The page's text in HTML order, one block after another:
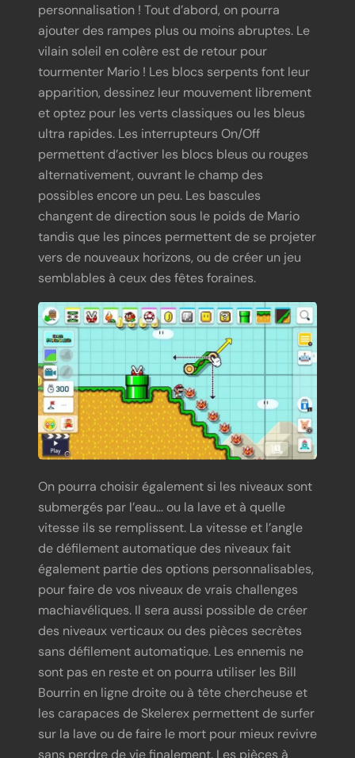
personnalisation ! Tout d’abord, on pourra
ajouter des rampes plus ou moins abruptes. Le
vilain soleil en colère est de retour pour
tourmenter Mario ! Les blocs serpents font leur
apparition, dessinez leur mouvement librement
et optez pour les verts classiques ou les bleus
ultra rapides. Les interrupteurs On/Off
permettent d’activer les blocs bleus ou rouges
alternativement, ouvrant le champ des
possibles encore un peu. Les bascules
changent de direction sous le poids de Mario
tandis que les pinces permettent de se projeter
vers de nouveaux horizons, ou de créer un jeu
semblables à ceux des fêtes foraines.
On pourra choisir également si les niveaux sont
submergés par l’eau… ou la lave et à quelle
vitesse ils se remplissent. La vitesse et l’angle
de défilement automatique des niveaux fait
également partie des options personnalisables,
pour faire de vos niveaux de vrais challenges
machiavéliques. Il sera aussi possible de créer
des niveaux verticaux ou des pièces secrètes
sans défilement automatique. Les ennemis ne
sont pas en reste et on pourra utiliser les Bill
Bourrin en ligne droite ou à tête chercheuse et
les carapaces de Skelerex permettent de surfer
sur la lave ou de faire le mort pour mieux revivre
sans perdre de vie finalement. Les pièces à